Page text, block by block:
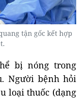
tận gốc kết hợp
bị nóng trong
Người bệnh hỏi
loại thuốc (dạng